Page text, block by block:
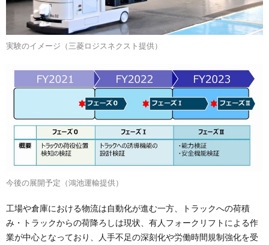
実験のイメージ（三菱ロジスネクスト提供）
今後の展開予定（鴻池運輸提供）
工場や倉庫における物流は自動化が進む一方、トラックへの荷積
み・トラックからの荷降ろしは現状、有人フォークリフトによる作
業が中心となっており、人手不足の深刻化や労働時間規制強化を受